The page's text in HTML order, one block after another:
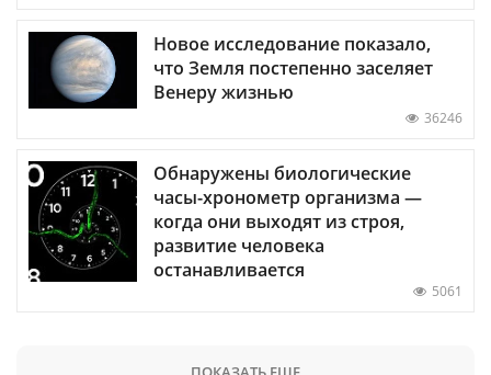
Новое исследование показало,
что Земля постепенно заселяет
Венеру жизнью
36246
Обнаружены биологические
часы-хронометр организма —
когда они выходят из строя,
развитие человека
останавливается
5061